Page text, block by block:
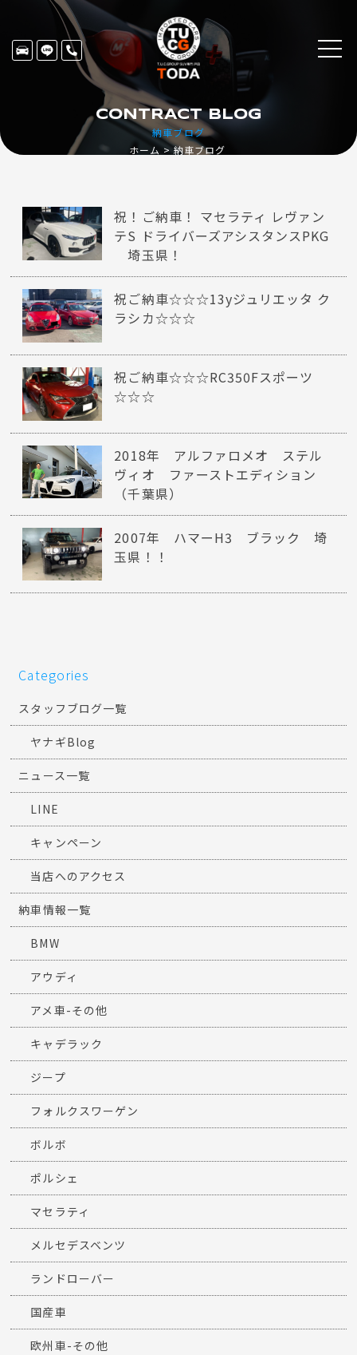
納車ブログ
CONTRACT BLOG
ホーム 納車ブログ
祝！ご納車！ マセラティ レヴァン
テS ドライバーズアシスタンスPKG
埼玉県！
祝ご納車☆☆☆13yジュリエッタ ク
ラシカ☆☆☆
祝ご納車☆☆☆RC350Fスポーツ
☆☆☆
2018年 アルファロメオ ステル
ヴィオ ファーストエディション
（千葉県）
2007年 ハマーH3 ブラック 埼
玉県！！
Categories
スタッフブログ一覧
ヤナギBlog
ニュース一覧
LINE
キャンペーン
当店へのアクセス
納車情報一覧
BMW
アウディ
アメ車-その他
キャデラック
ジープ
フォルクスワーゲン
ボルボ
ポルシェ
マセラティ
メルセデスベンツ
ランドローバー
国産車
欧州車-その他